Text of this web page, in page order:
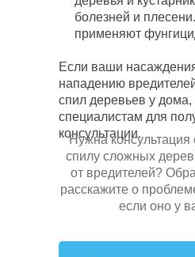
болезней и
применяют
Если ваши
нападению
спил деревьев у дома,
специалистам для
консультации.
Нужна консультация
спилу сложных
от вредителей?
расскажите о
если оно у